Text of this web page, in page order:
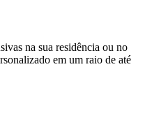
na sua residência ou no
em um raio de até